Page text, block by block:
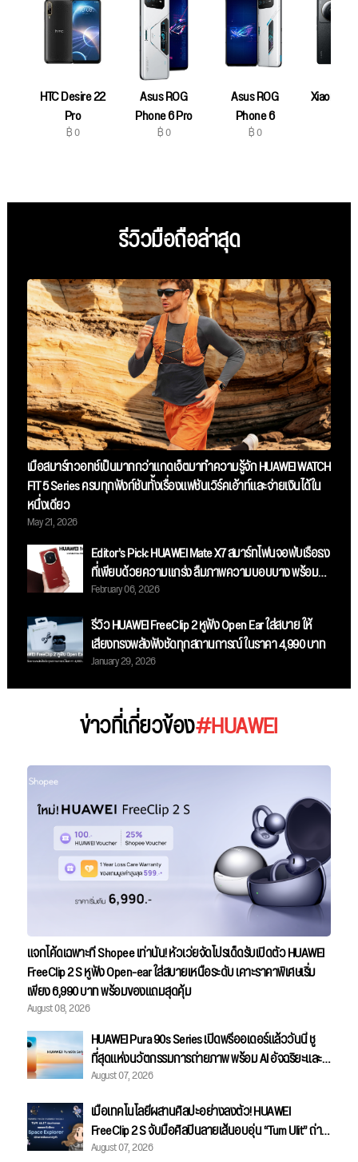
HTC Desire 22
Pro
฿ 0
Asus ROG
Phone 6 Pro
฿ 0
Asus ROG
Phone 6
฿ 0
Xiaomi
รีวิวมือถือล่าสุด
เมื่อสมาร์ทวอทช์เป็นมากกว่าแกดเจ็ตมาทำความรู้จัก HUAWEI WATCH
FIT 5 Series ครบทุกฟังก์ชันทั้งเรื่องแฟชันเวิร์คเอ้าท์และจ่ายเงินได้ใน
หนึ่งเดียว
May 21, 2026
Editor’s Pick: HUAWEI Mate X7 สมาร์ทโฟนจอพับเรือธง
ที่เพียบด้วยความแกร่ง ลืมภาพความบอบบาง พร้อม
กล้องระดับโปร เก็บทุกรายละเอียดและสมรรถนะระดับ
ท็อป
February 06, 2026
รีวิว HUAWEI FreeClip 2 หูฟัง Open Ear ใส่สบาย ให้
เสียงทรงพลังฟังชัดทุกสถานการณ์ ในราคา 4,990 บาท
January 29, 2026
ข่าวที่เกี่ยวข้อง#HUAWEI
แจกโค้ดเฉพาะที่ Shopee เท่านั้น! หัวเว่ยจัดโปรเด็ดรับเปิดตัว HUAWEI
FreeClip 2 S หูฟัง Open-ear ใส่สบายเหนือระดับ เคาะราคาพิเศษเริ่ม
เพียง 6,990 บาท พร้อมของแถมสุดคุ้ม
August 08, 2026
HUAWEI Pura 90s Series เปิดพรีออเดอร์แล้ววันนี้ ชู
ที่สุดแห่งนวัตกรรมการถ่ายภาพ พร้อม AI อัจฉริยะและ
ความแรงระดับ 5G Advanced
August 07, 2026
เมื่อเทคโนโลยีผสานศิลปะอย่างลงตัว! HUAWEI
FreeClip 2 S จับมือศิลปินลายเส้นอบอุ่น “Tum Ulit” ถ่าย
ทอดคอลเลกชันพิเศษ "Space Explorer" สลักลายเส้นบน
August 07, 2026